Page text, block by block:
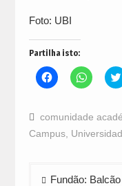
Foto: UBI
Partilha isto:
Click
to
Facebook
(Opens
new
Click
to
(Opens
new
comunidade
Campus,
Navegação
Fundão: